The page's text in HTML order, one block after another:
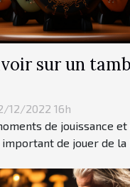
sur un
12/2022 16h
de jouissance et
de jouer de la